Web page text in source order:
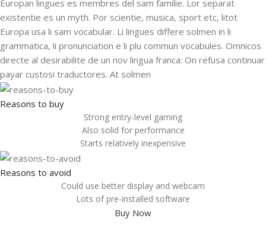
Europan lingues es membres del sam familie. Lor separat
existentie es un myth. Por scientie, musica, sport etc, litot
Europa usa li sam vocabular. Li lingues differe solmen in li
grammatica, li pronunciation e li plu commun vocabules. Omnicos
directe al desirabilite de un nov lingua franca: On refusa continuar
payar custosi traductores. At solmen
Reasons to buy
Strong entry-level gaming
Also solid for performance
Starts relatively inexpensive
Reasons to avoid
Could use better display and webcam
Lots of pre-installed software
Buy Now